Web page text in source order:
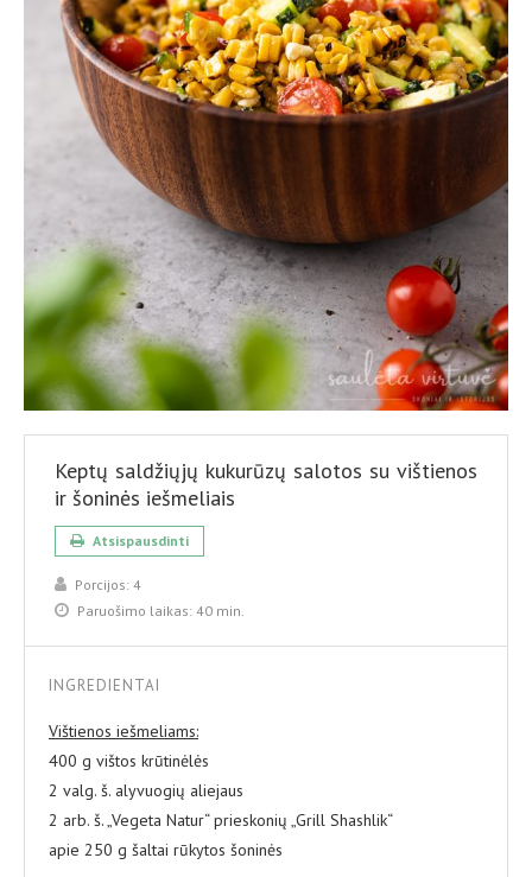
Keptų saldžiųjų kukurūzų salotos su vištienos
ir šoninės iešmeliais
Atsispausdinti
Porcijos: 4
Paruošimo laikas: 40 min.
INGREDIENTAI
Vištienos iešmeliams:
400 g vištos krūtinėlės
2 valg. š. alyvuogių aliejaus
2 arb. š. „Vegeta Natur“ prieskonių „Grill Shashlik“
apie 250 g šaltai rūkytos šoninės